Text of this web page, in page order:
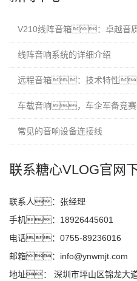
V210线阵音箱：卓越音
线阵音响系统的详细介绍
远程音箱：技术特性
车载音响，车企军备竞赛
常见的音响设备连接线
联系糖心VLOG官网
联系人：张经理
手机：18926445601
电话：0755-89236016
邮箱：info@ynwmjt.com
地址： 深圳市坪山区锦龙大